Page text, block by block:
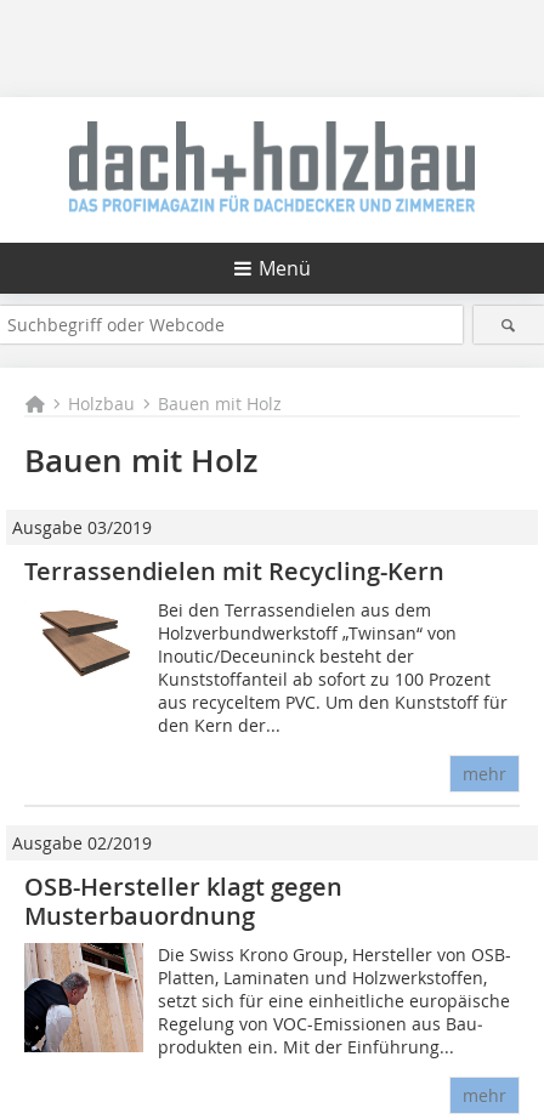
Menü
Holzbau Bauen mit Holz
Bauen mit Holz
Ausgabe 03/2019
Terrassendielen mit Recycling-Kern
Bei den Terrassendielen aus dem
Holzverbundwerkstoff „Twinsan“ von
Inoutic/Deceuninck besteht der
Kunststoffanteil ab sofort zu 100 Prozent
aus recyceltem PVC. Um den Kunststoff für
den Kern der...
mehr
Ausgabe 02/2019
OSB-Hersteller klagt gegen
Musterbauordnung
Die Swiss Krono Group, Hersteller von OSB-
Platten, Laminaten und Holzwerkstoffen,
setzt sich für eine einheitliche europäische
Regelung von VOC-Emissionen aus Bau­
produkten ein. Mit der Ein­führung...
mehr